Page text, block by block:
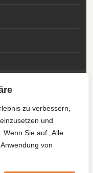
zu verbessern,
und
Sie auf „Alle
von